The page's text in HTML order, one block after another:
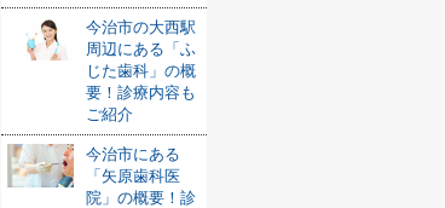
今治市の大西駅
周辺にある「ふ
じた歯科」の概
要！診療内容も
ご紹介
今治市にある
「矢原歯科医
院」の概要！診